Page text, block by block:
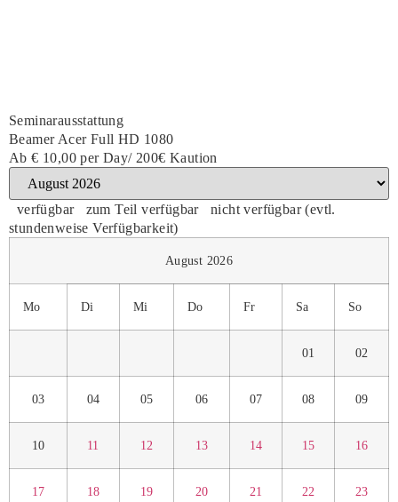
Seminarausstattung
Beamer Acer Full HD 1080
Ab € 10,00 per Day/ 200€ Kaution
verfügbar zum Teil verfügbar
nicht verfügbar (evtl.
stundenweise Verfügbarkeit)
August 2026
Mo Di Mi Do Fr Sa So
01 02
03 04 05 06 07 08 09
10 11 12 13 14 15 16
17 18 19 20 21 22 23